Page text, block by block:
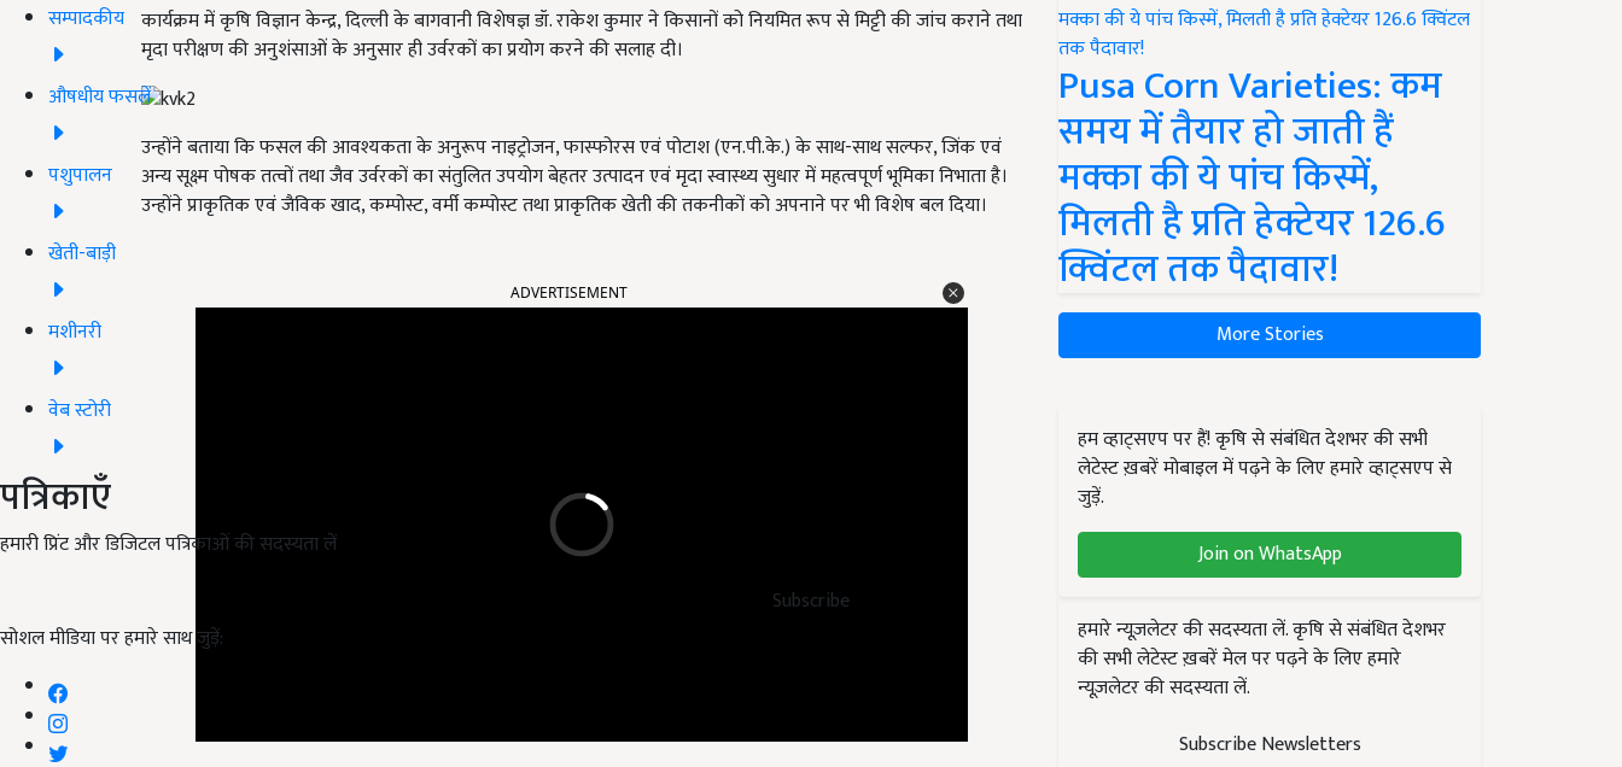
सम्पादकीय
औषधीय फसलें
पशुपालन
खेती-बाड़ी
मशीनरी
वेब स्टोरी
पत्रिकाएँ
हमारी प्रिंट और डिजिटल पत्रिकाओं की सदस्यता लें
Subscribe
सोशल मीडिया पर हमारे साथ जुड़ें:
कार्यक्रम में कृषि विज्ञान केन्द्र, दिल्ली के बागवानी विशेषज्ञ डॉ. राकेश कुमार ने किसानों को नियमित रूप से मिट्टी की जांच कराने तथा
मृदा परीक्षण की अनुशंसाओं के अनुसार ही उर्वरकों का प्रयोग करने की सलाह दी।
उन्होंने बताया कि फसल की आवश्यकता के अनुरूप नाइट्रोजन, फास्फोरस एवं पोटाश (एन.पी.के.) के साथ-साथ सल्फर, जिंक एवं
अन्य सूक्ष्म पोषक तत्वों तथा जैव उर्वरकों का संतुलित उपयोग बेहतर उत्पादन एवं मृदा स्वास्थ्य सुधार में महत्वपूर्ण भूमिका निभाता है।
उन्होंने प्राकृतिक एवं जैविक खाद, कम्पोस्ट, वर्मी कम्पोस्ट तथा प्राकृतिक खेती की तकनीकों को अपनाने पर भी विशेष बल दिया।
ADVERTISEMENT
Pusa Corn Varieties: कम
समय में तैयार हो जाती हैं
मक्का की ये पांच किस्में,
मिलती है प्रति हेक्टेयर 126.6
क्विंटल तक पैदावार!
More Stories
हम व्हाट्सएप पर हैं! कृषि से संबंधित देशभर की सभी
लेटेस्ट ख़बरें मोबाइल में पढ़ने के लिए हमारे व्हाट्सएप से
जुड़ें.
Join on WhatsApp
हमारे न्यूज़लेटर की सदस्यता लें. कृषि से संबंधित देशभर
की सभी लेटेस्ट ख़बरें मेल पर पढ़ने के लिए हमारे
न्यूज़लेटर की सदस्यता लें.
Subscribe Newsletters